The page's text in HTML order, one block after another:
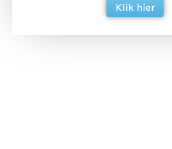
Klik hier